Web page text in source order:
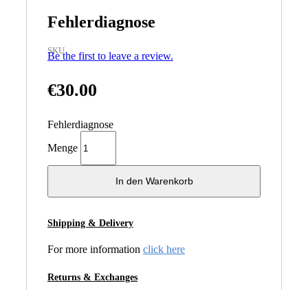
Fehlerdiagnose
SKU
Be the first to leave a review.
€30.00
Fehlerdiagnose
Menge
In den Warenkorb
Shipping & Delivery
For more information click here
Returns & Exchanges